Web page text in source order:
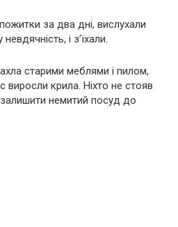
за два дні, вислухали
і з’їхали.
старими меблями і пилом,
виросли крила. Ніхто не стояв
немитий посуд до